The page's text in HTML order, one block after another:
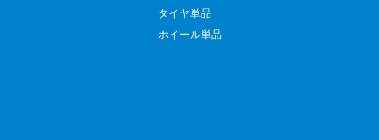
タイヤ単品
ホイール単品